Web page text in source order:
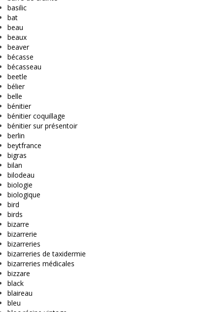
basilic
bat
beau
beaux
beaver
bécasse
bécasseau
beetle
bélier
belle
bénitier
bénitier coquillage
bénitier sur présentoir
berlin
beytfrance
bigras
bilan
bilodeau
biologie
biologique
bird
birds
bizarre
bizarrerie
bizarreries
bizarreries de taxidermie
bizarreries médicales
bizzare
black
blaireau
bleu